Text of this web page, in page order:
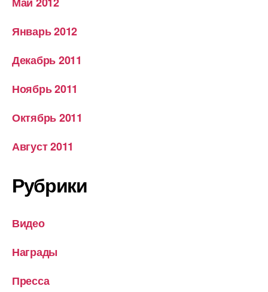
Январь 2012
Декабрь 2011
Ноябрь 2011
Октябрь 2011
Август 2011
Рубрики
Видео
Награды
Пресса